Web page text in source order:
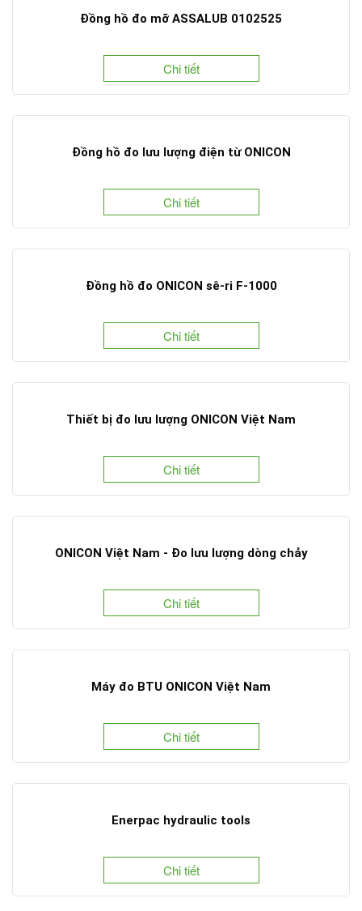
Đồng hồ đo mỡ ASSALUB 0102525
Chi tiết
Đồng hồ đo lưu lượng điện từ ONICON
Chi tiết
Đồng hồ đo ONICON sê-ri F-1000
Chi tiết
Thiết bị đo lưu lượng ONICON Việt Nam
Chi tiết
ONICON Việt Nam - Đo lưu lượng dòng chảy
Chi tiết
Máy đo BTU ONICON Việt Nam
Chi tiết
Enerpac hydraulic tools
Chi tiết